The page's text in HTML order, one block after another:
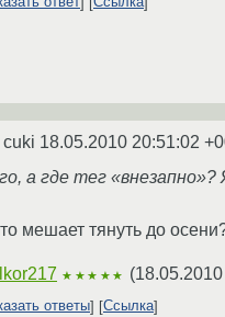
cuki 18.05.2010 20:51:02
а где тег
мешает тянуть до
★★★★★ (
ответы Ссылка